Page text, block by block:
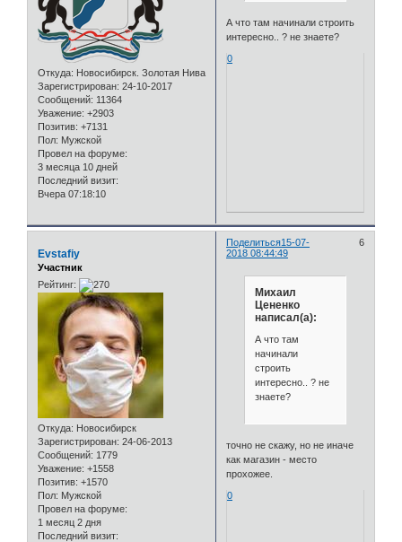
Откуда: Новосибирск. Золотая Нива
Зарегистрирован: 24-10-2017
Сообщений: 11364
Уважение: +2903
Позитив: +7131
Пол: Мужской
Провел на форуме:
3 месяца 10 дней
Последний визит:
Вчера 07:18:10
А что там начинали строить
интересно.. ? не знаете?
0
Поделиться 6
15-07-
2018 08:44:49
Evstafiy
Участник
Рейтинг:
Откуда: Новосибирск
Зарегистрирован: 24-06-2013
Сообщений: 1779
Уважение: +1558
Позитив: +1570
Пол: Мужской
Провел на форуме:
1 месяц 2 дня
Последний визит:
Михаил
Цененко
написал(а):
А что там
начинали
строить
интересно.. ? не
знаете?
точно не скажу, но не иначе
как магазин - место
прохожее.
0